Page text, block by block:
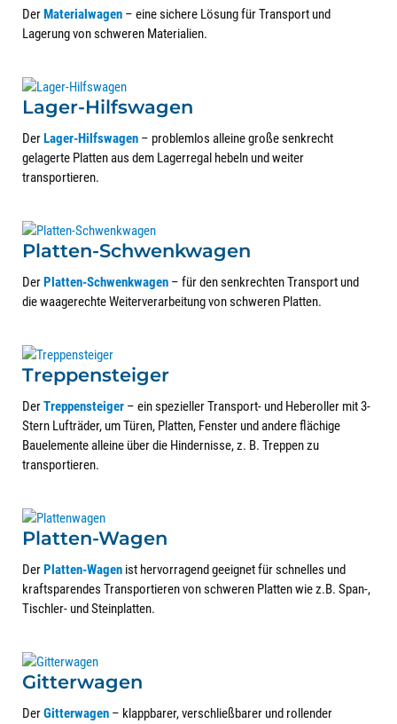
DerMaterialwagen – eine sichere Lösung für Transport und
Lagerung von schweren Materialien.
Lager-Hilfswagen
DerLager-Hilfswagen – problemlos alleine große senkrecht
gelagerte Platten aus dem Lagerregal hebeln und weiter
transportieren.
Platten-Schwenkwagen
DerPlatten-Schwenkwagen – für den senkrechten Transport und
die waagerechte Weiterverarbeitung von schweren Platten.
Treppensteiger
DerTreppensteiger – ein spezieller Transport- und Heberoller mit 3-
Stern Lufträder, um Türen, Platten, Fenster und andere flächige
Bauelemente alleine über die Hindernisse, z. B. Treppen zu
transportieren.
Platten-Wagen
DerPlatten-Wagen ist hervorragend geeignet für schnelles und
kraftsparendes Transportieren von schweren Platten wie z.B. Span-,
Tischler- und Steinplatten.
Gitterwagen
DerGitterwagen – klappbarer, verschließbarer und rollender